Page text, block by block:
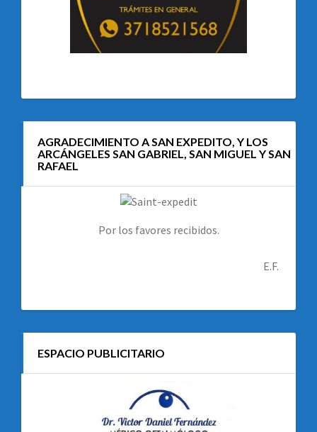
AGRADECIMIENTO A SAN EXPEDITO, Y LOS
ARCÁNGELES SAN GABRIEL, SAN MIGUEL Y SAN
RAFAEL
Por los favores recibidos.
E.F.
ESPACIO PUBLICITARIO